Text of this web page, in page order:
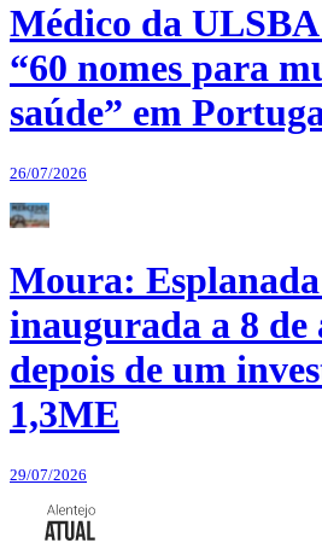
Médico da ULSBA
“60 nomes para
saúde” em
26/07/2026
Moura:
inaugurada a 8 de
depois de um
1,3ME
29/07/2026